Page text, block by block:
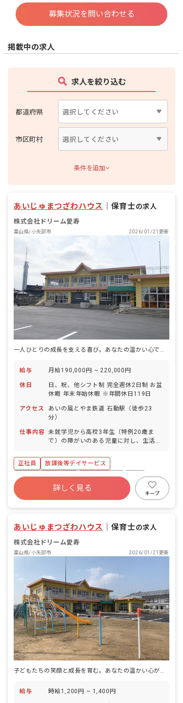
募集状況を問い合わせる
掲載中の求人
求人を絞り込む
都道府県
市区町村
条件を追加
あいじゅまつざわハウス 保育士の求人
株式会社ドリーム愛寿
富山県/小矢部市 2026/01/21更新
一人ひとりの成長を支える喜び。あなたの温かい心で未来を育みませんか？
給与 月給190,000円 ~ 220,000円
休日
日、祝、他シフト制 完全週休2日制 お盆
休暇 年末年始休暇 ※年間休日119日
アクセス
あいの風とやま鉄道 石動駅（徒歩23
分）
仕事内容 未就学児から高校3年生（特例20歳ま
で）の障がいのある児童に対し、生活全
児童の活動や遊びの準備、片付け ・ミー
ティングへの参加 ・その他事務作業 ・
児童の送迎（小学校、ご自宅などへの送
迎。社用車:軽自動車・ワゴン車、AT車
を使用） ・児童の日常生活のサポート
（着替え、宿題の見守り、おやつ対応、
正社員
放課後等デイサービス
ボーナス・賞与あり
社会保険完備
有給
残業少なめ
昇給昇進あり
詳しく見る
キープ
あいじゅまつざわハウス 保育士の求人
株式会社ドリーム愛寿
富山県/小矢部市 2026/01/21更新
給与 時給1,200円 ~ 1,400円